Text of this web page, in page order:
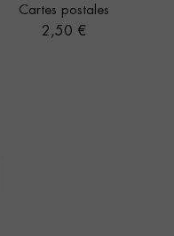
Cartes postales
Prix
2,50 €